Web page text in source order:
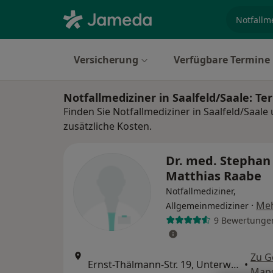
Versicherung Verfügbare Termine
Notfallmediziner in Saalfeld/Saale:
Finden Sie Notfallmediziner in Saalfeld/
zusätzliche Kosten.
Dr. med. Stephan
Matthias Raabe
Notfallmediziner,
Allgemeinmediziner ·
9
Ernst-Thälmann-Str. 19, Unterwellenborn •
Zu